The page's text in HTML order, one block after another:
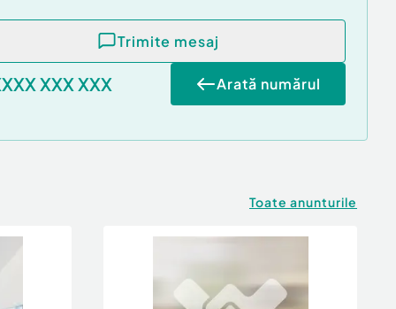
Trimite mesaj
XXX XXX Arată numărul
Toate anunturile